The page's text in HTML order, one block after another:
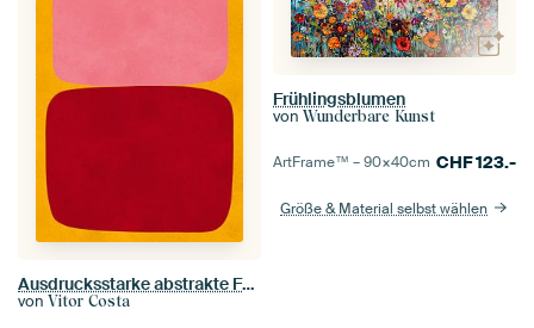
Ausdrucksstarke abstrakte Formen 2
von Vitor Costa
Frühlingsblumen
von Wunderbare Kunst
ArtFrame™ –90×40cm CHF123.-
Größe & Material selbst wählen